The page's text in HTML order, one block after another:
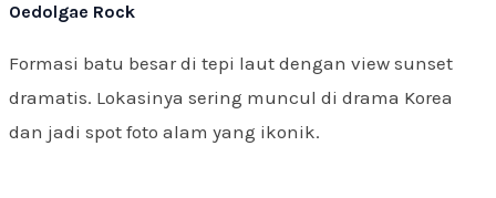
Oedolgae Rock
Formasi batu besar di tepi laut dengan view sunset
dramatis. Lokasinya sering muncul di drama Korea
dan jadi spot foto alam yang ikonik.